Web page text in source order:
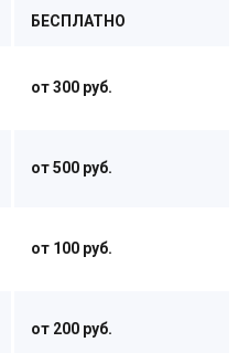
БЕСПЛАТНО
от 300 руб.
от 500 руб.
от 100 руб.
от 200 руб.